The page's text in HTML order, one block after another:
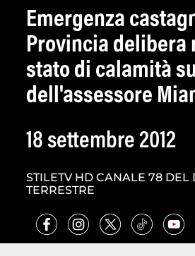
Emergenza
Provincia delibera
stato di calamità
dell'assessore
18 settembre 2012
STILETV HD CANALE 78 DEL
TERRESTRE